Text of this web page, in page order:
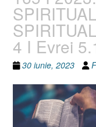
4 I Evrei
30 iunie, 2023